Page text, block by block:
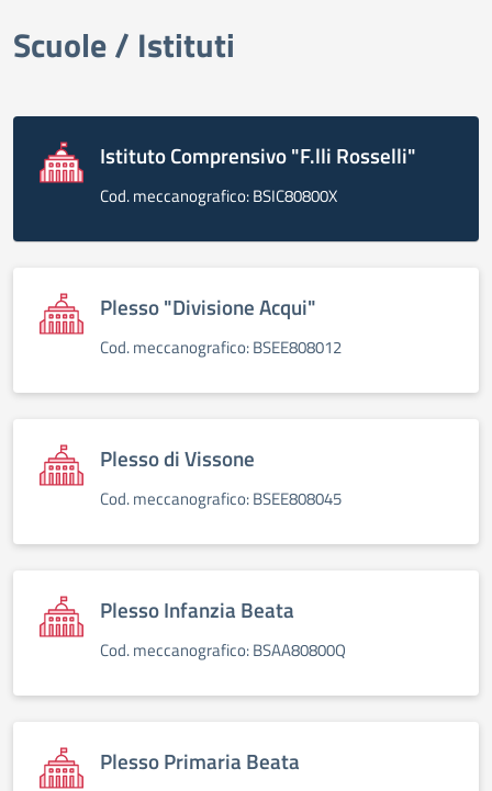
elenco degli organi
Scuole / Istituti
Istituto Comprensivo "F.lli Rosselli"
Cod. meccanografico: BSIC80800X
Plesso "Divisione Acqui"
Cod. meccanografico: BSEE808012
Plesso di Vissone
Cod. meccanografico: BSEE808045
Plesso Infanzia Beata
Cod. meccanografico: BSAA80800Q
Plesso Primaria Beata